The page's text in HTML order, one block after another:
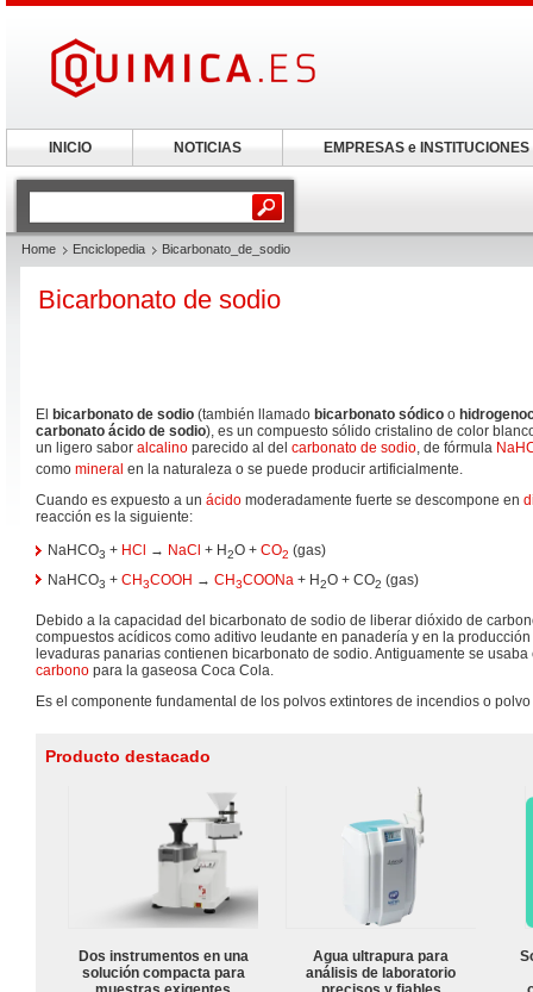
Home Enciclopedia Bicarbonato_de_sodio
Bicarbonato de sodio
El bicarbonato de sodio (también llamado bicarbonato sódico o
carbonato ácido de sodio), es un compuesto sólido cristalino de color
un ligero sabor alcalino parecido al del carbonato de sodio, de fórmula Na
como mineral en la naturaleza o se puede producir artificialmente.
Cuando es expuesto a un ácido moderadamente fuerte se descompone en
reacción es la siguiente:
NaHCO3 + HCl → NaCl + H2O + CO2 (gas)
NaHCO3 + CH3COOH → CH3COONa + H2O + CO2 (gas)
Debido a la capacidad del bicarbonato de sodio de liberar dióxido de
compuestos acídicos como aditivo leudante en panadería y en la
levaduras panarias contienen bicarbonato de sodio. Antiguamente se
carbono para la gaseosa Coca Cola.
Es el componente fundamental de los polvos extintores de incendios o polvo
Producto destacado
Dos instrumentos en una
solución compacta para
Agua ultrapura para
análisis de laboratorio
INICIO NOTICIAS EMPRESAS e INSTITUCIONES